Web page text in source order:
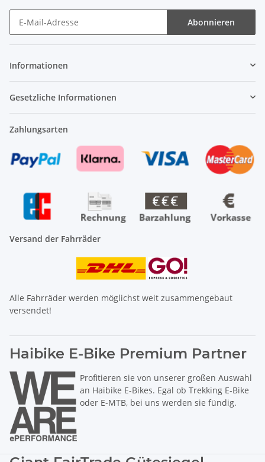
Abonnieren
Informationen
Gesetzliche Informationen
Zahlungsarten
Versand der Fahrräder
Alle Fahrräder werden möglichst weit zusammengebaut
versendet!
Haibike E-Bike Premium Partner
Profitieren sie von unserer großen Auswahl
an Haibike E-Bikes. Egal ob Trekking E-Bike
oder E-MTB, bei uns werden sie fündig.